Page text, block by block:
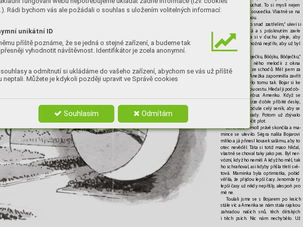
Rádi bychom vás ale požádali o souhlas s uložením volitelných informací:
unikátní ID
příště poznáme, že se jedná o stejné zařízení, a budeme tak
vyhodnotit návštěvnost. Identifikátor je zcela anonymní.
a odmítnutí si ukládáme do vašeho zařízení, abychom se vás už příště
neptali. Můžete je kdykoli později upravit ve Správě cookies
Souhlasím Odmítám
-
Tenkrát na západě, „můžete se o ni tře-
ba porvat!“ Všichni souhlasí, já ještě
souhlasí.
ě. Můj pes dosáhl téměř
velikosti německého ovčáka. Nebyl tak
poprvé před panelák. Bylo to navečer
to nedá poslouchat. To si myslí nejen
maminka, ale i sousedka. Vlastně se na
tom obě shodnou.
„Já se z toho snad zastřelím,“ uleví si
paní Bieberlová a s prásknutím zavře
okno. Maminka si v duchu přeje, aby
to udělala co možná nejdřív, aby už byl
vbaráku pokoj.
„Bóójku, Bóóječku, Bóójku, Bóóječku,“
pískl jsem na něho melodii z okna
arychle běžel ze schodů. Měl jsem za
, že babička Anežka zapomněla zavřít
vrata, ale nebylo tomu tak. Bojar si ke
mně našel novou cestu . Hledal ji podob-
ně jako Kolumbus Ameriku. Když se
neprokousal skrze dobře přibité desky,
otevřel si jednoduše celý seník, aby se
dostal do zahrady. Potom už zbývalo
jediné – přeskočit plot.
Serenáda h-moll právě skončila a ma-
mince se ulevilo. Ségra nalila Bojarovi
mlíko a já přinesl kousek salámu, aby to
otec nevěděl. Táta si totiž maso hlídal,
vlastně se choval taky jako pes. Byl ner-
vózní, když ho neměl. A když ho měl, tak
ho schraňoval, asi kdyby přišla třetí svě-
tová. Maminka byla optimistka, pořád
věřila, že přijdou lepší časy. Jenomže ty
lepší časy už nikdy nepřišly, alespoň pro
mě ne.
Toulali jsme se s Bojarem po lesích
stále víc a Amerika se nám stala rajskou
zahradou našich snů, těch dětských
i těch psích. Nic nám nechybělo . Už